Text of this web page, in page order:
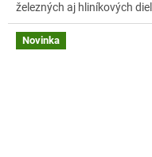
železných aj hliníkových
Novinka